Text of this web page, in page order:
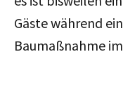
Gäste während
Baumaßnahme